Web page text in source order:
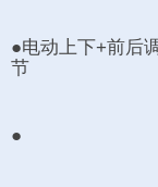
●电动上下+前后
节
●